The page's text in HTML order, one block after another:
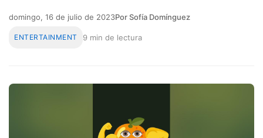
domingo, 16 de julio de 2023Por Sofía Domínguez
ENTERTAINMENT 9 min de lectura